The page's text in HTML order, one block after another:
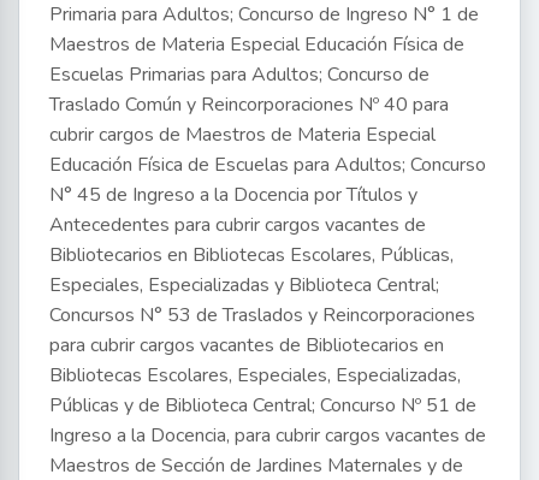
Primaria para Adultos; Concurso de Ingreso N° 1 de
Maestros de Materia Especial Educación Física de
Escuelas Primarias para Adultos; Concurso de
Traslado Común y Reincorporaciones Nº 40 para
cubrir cargos de Maestros de Materia Especial
Educación Física de Escuelas para Adultos; Concurso
N° 45 de Ingreso a la Docencia por Títulos y
Antecedentes para cubrir cargos vacantes de
Bibliotecarios en Bibliotecas Escolares, Públicas,
Especiales, Especializadas y Biblioteca Central;
Concursos N° 53 de Traslados y Reincorporaciones
para cubrir cargos vacantes de Bibliotecarios en
Bibliotecas Escolares, Especiales, Especializadas,
Públicas y de Biblioteca Central; Concurso Nº 51 de
Ingreso a la Docencia, para cubrir cargos vacantes de
Maestros de Sección de Jardines Maternales y de